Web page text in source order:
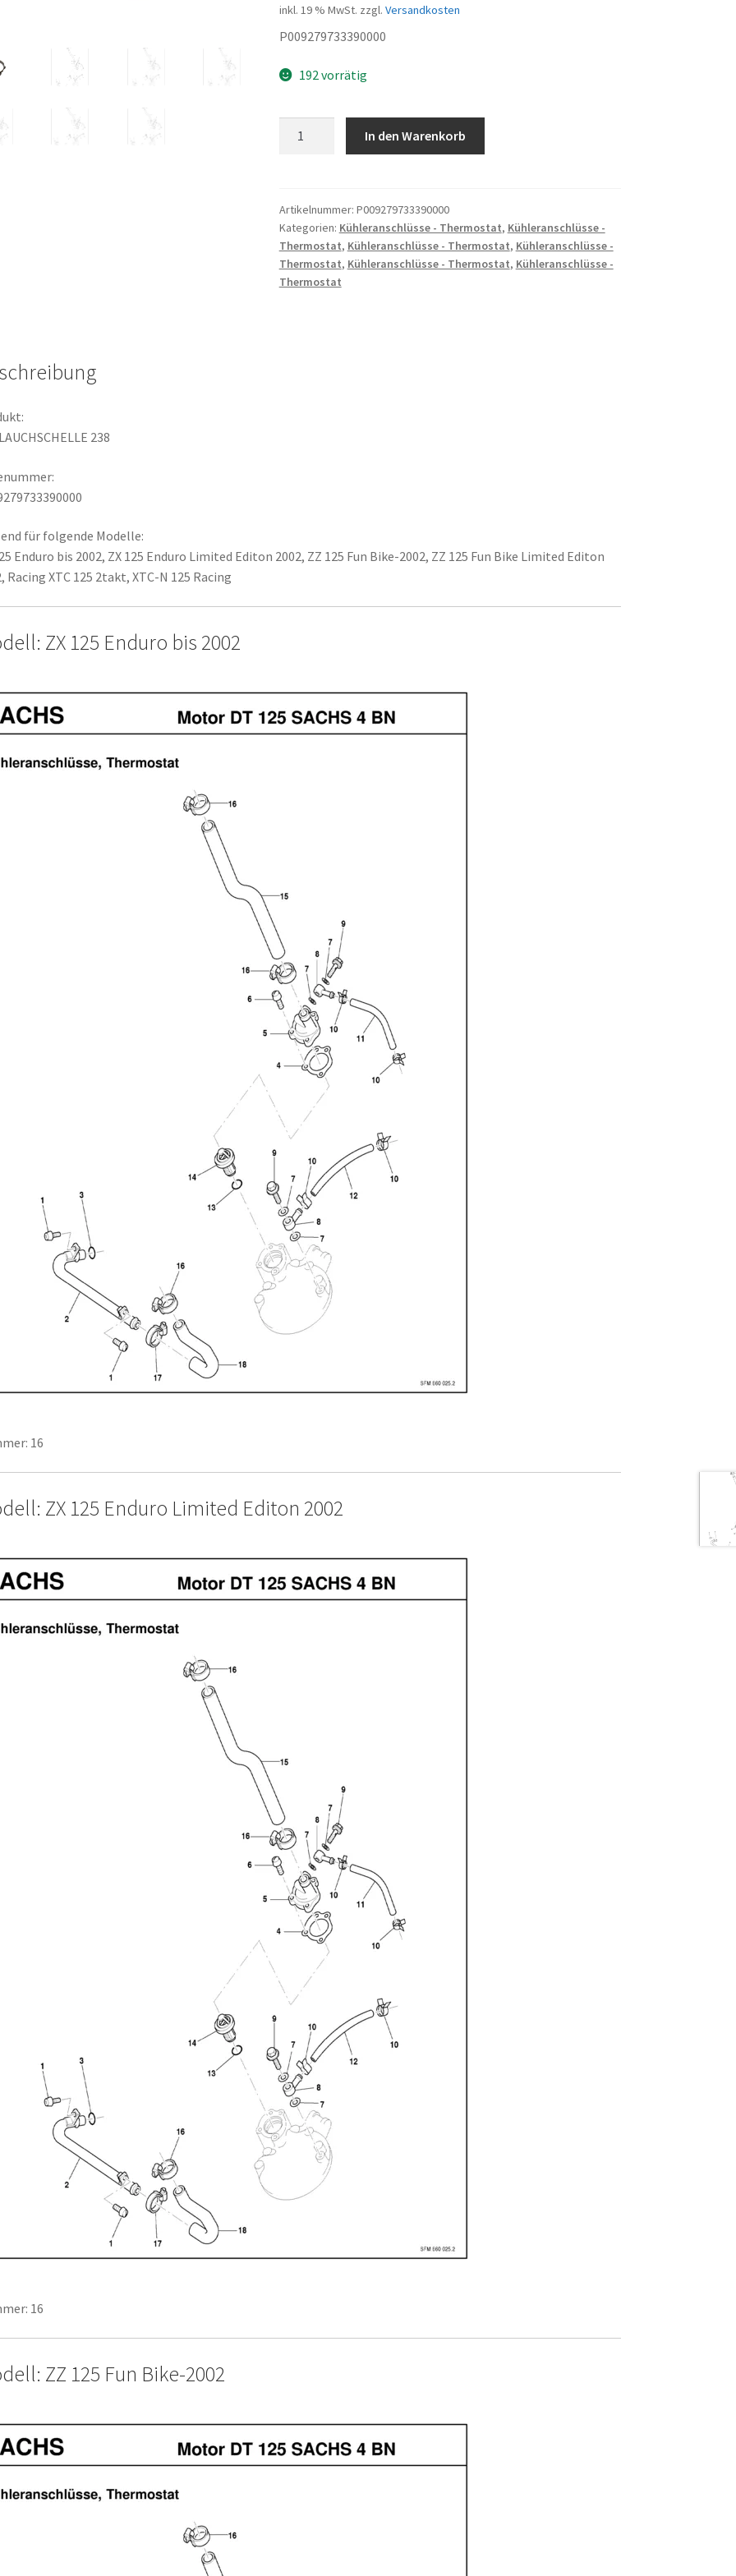
inkl. 19 % MwSt. zzgl. Versandkosten
P009279733390000
192 vorrätig
In den Warenkorb
Artikelnummer: P009279733390000
Kategorien: Kühleranschlüsse - Thermostat, Kühleranschlüsse -
Thermostat, Kühleranschlüsse - Thermostat, Kühleranschlüsse -
Thermostat, Kühleranschlüsse - Thermostat, Kühleranschlüsse -
Thermostat
238
für folgende Modelle:
Enduro bis 2002, ZX 125 Enduro Limited Editon 2002, ZZ 125 Fun Bike-2002, ZZ 125 Fun Bike Limited Editon
Racing XTC 125 2takt, XTC-N 125 Racing
ZX 125 Enduro bis 2002
16
ZX 125 Enduro Limited Editon 2002
16
ZZ 125 Fun Bike-2002